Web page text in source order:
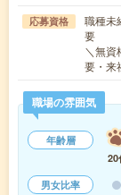
応募資格
職種未
要
＼無
要・来
職場の雰囲気
年齢層
20
男女比率